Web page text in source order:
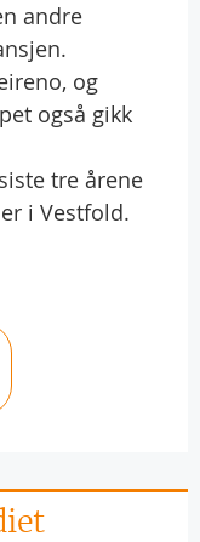
andre
og
også gikk
tre årene
i Vestfold.